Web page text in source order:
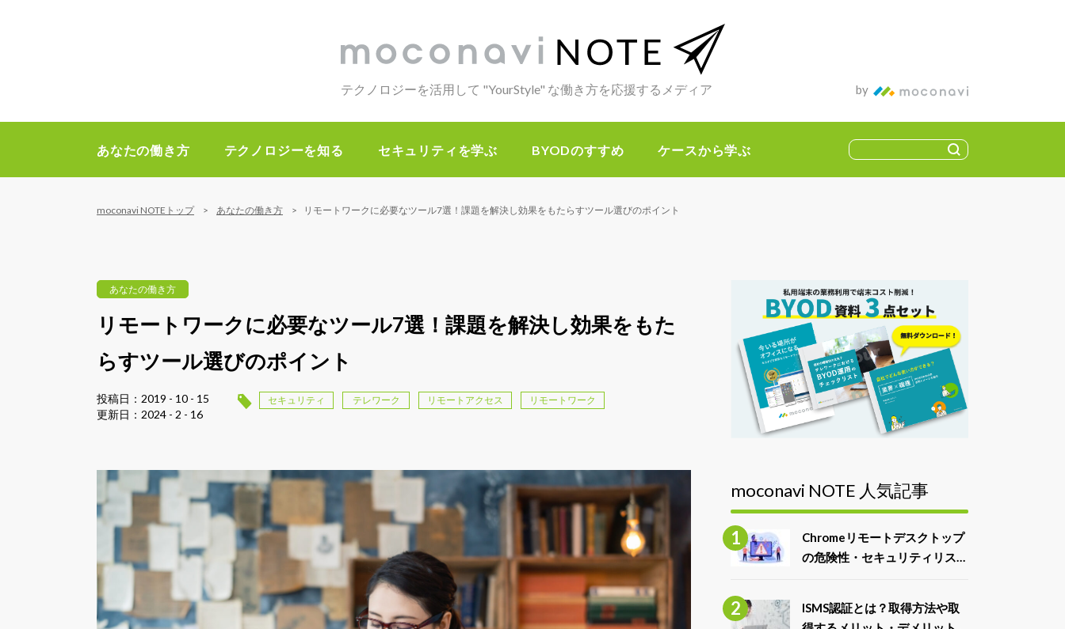
テクノロジーを活用して "YourStyle" な働き方を応援するメディア by
あなたの働き方 テクノロジーを知る セキュリティを学ぶ BYODのすすめ ケースから学ぶ
moconavi NOTEトップ あなたの働き方 リモートワークに必要なツール7選！課題を解決し効果をもたらすツール選びのポイント
あなたの働き方
リモートワークに必要なツール7選！課題を解決し効果をもた
らすツール選びのポイント
投稿日：2019 - 10 - 15
更新日：2024 - 2 - 16
セキュリティ テレワーク リモートアクセス リモートワーク
moconavi NOTE 人気記事
Chromeリモートデスクトップ
の危険性・セキュリティリスク
ISMS認証とは？取得方法や取